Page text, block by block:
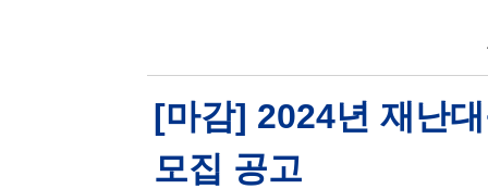
[마감] 2024년 재난
모집 공고